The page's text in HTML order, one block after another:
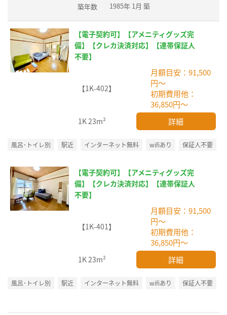
築年数
1985年 1月 築
【電子契約可】【アメニティグッズ完
備】【クレカ決済対応】【連帯保証人
不要】
【1K-402】
月額目安：91,500
円～
初期費用他：
36,850円～
1K23m² 詳細
風呂･トイレ別 駅近 インターネット無料 wifiあり 保証人不要
【電子契約可】【アメニティグッズ完
備】【クレカ決済対応】【連帯保証人
不要】
【1K-401】
月額目安：91,500
円～
初期費用他：
36,850円～
1K23m² 詳細
風呂･トイレ別 駅近 インターネット無料 wifiあり 保証人不要